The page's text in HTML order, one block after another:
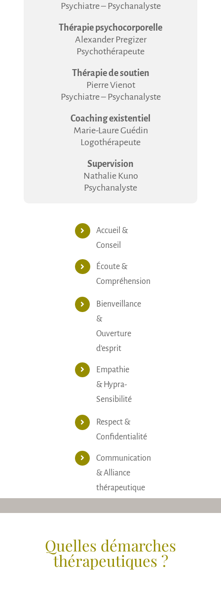
Psychiatre – Psychanalyste
Thérapie psychocorporelle
Alexander Pregizer
Psychothérapeute
Thérapie de soutien
Pierre Vienot
Psychiatre – Psychanalyste
Coaching existentiel
Marie-Laure Guédin
Logothérapeute
Supervision
Nathalie Kuno
Psychanalyste
Accueil &
Conseil
Écoute &
Compréhension
Bienveillance
&
Ouverture
d’esprit
Empathie
& Hypra-
Sensibilité
Respect &
Confidentialité
Communication
& Alliance
thérapeutique
Quelles démarches
thérapeutiques ?